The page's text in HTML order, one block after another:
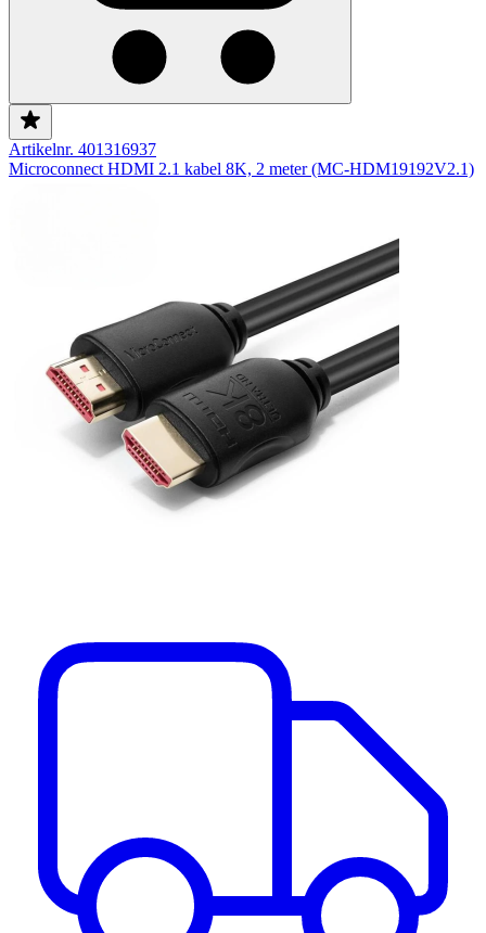
Artikelnr. 401316937
Microconnect HDMI 2.1 kabel 8K, 2 meter (MC-HDM19192V2.1)